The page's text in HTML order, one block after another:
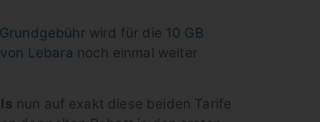
wird für die 10 GB
Lebara noch einmal weiter
nun auf exakt diese beiden Tarife